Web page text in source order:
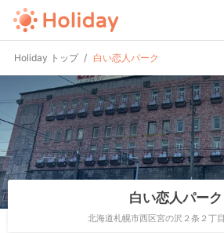
Holiday トップ 白い恋人パーク
白い恋人パーク
北海道札幌市西区宮の沢２条２丁